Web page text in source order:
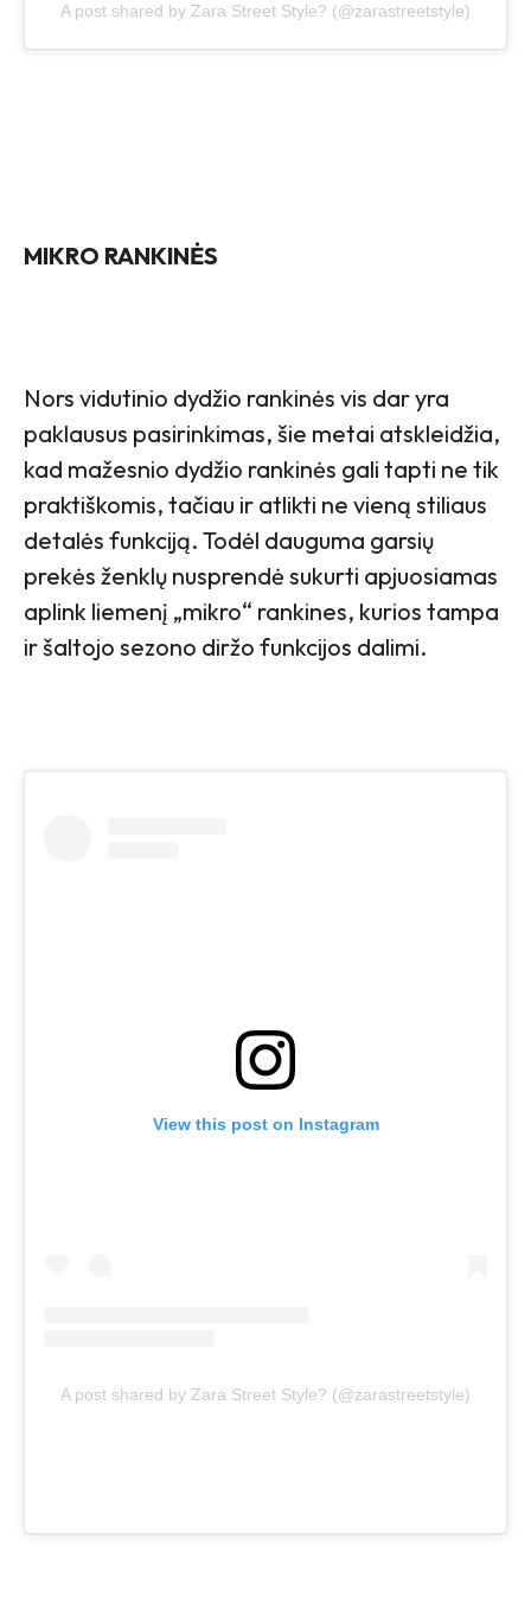
A post shared by Zara Street Style? (@zarastreetstyle)
MIKRO RANKINĖS
Nors vidutinio dydžio rankinės vis dar yra
paklausus pasirinkimas, šie metai atskleidžia,
kad mažesnio dydžio rankinės gali tapti ne tik
praktiškomis, tačiau ir atlikti ne vieną stiliaus
detalės funkciją. Todėl dauguma garsių
prekės ženklų nusprendė sukurti apjuosiamas
aplink liemenį „mikro“ rankines, kurios tampa
ir šaltojo sezono diržo funkcijos dalimi.
View this post on Instagram
A post shared by Zara Street Style? (@zarastreetstyle)